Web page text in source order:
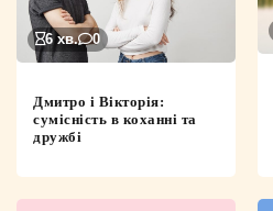
6 хв. 0
Дмитро і Вікторія:
сумісність в коханні та
дружбі